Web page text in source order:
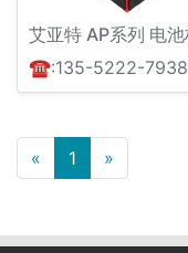
☎:135-5222-7938
« 上一页
1 »